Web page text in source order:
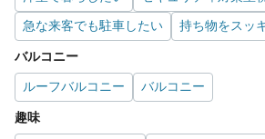
急な来客でも駐車したい
持ち物をスッ
バルコニー
ルーフバルコニー バルコニー
趣味